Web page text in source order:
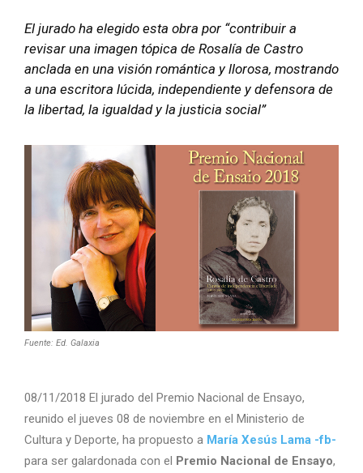
El jurado ha elegido esta obra por “contribuir a
revisar una imagen tópica de Rosalía de Castro
anclada en una visión romántica y llorosa, mostrando
a una escritora lúcida, independiente y defensora de
la libertad, la igualdad y la justicia social”
Fuente: Ed. Galaxia
08/11/2018 El jurado del Premio Nacional de Ensayo,
reunido el jueves 08 de noviembre en el Ministerio de
Cultura y Deporte, ha propuesto a María Xesús Lama -fb-
para ser galardonada con el Premio Nacional de Ensayo,